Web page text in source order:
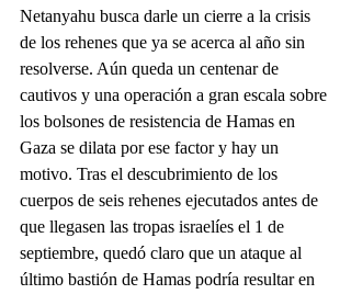
Netanyahu busca darle un cierre a la crisis
de los rehenes que ya se acerca al año sin
resolverse. Aún queda un centenar de
cautivos y una operación a gran escala sobre
los bolsones de resistencia de Hamas en
Gaza se dilata por ese factor y hay un
motivo. Tras el descubrimiento de los
cuerpos de seis rehenes ejecutados antes de
que llegasen las tropas israelíes el 1 de
septiembre, quedó claro que un ataque al
último bastión de Hamas podría resultar en